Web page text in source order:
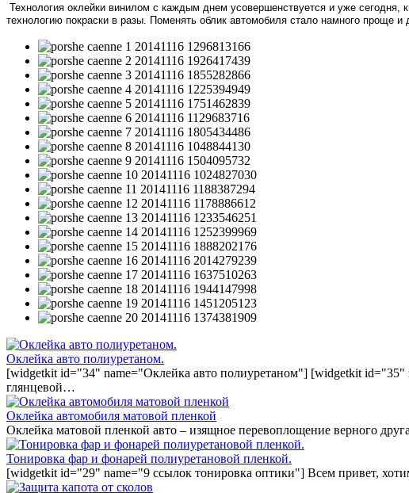
Технология оклейки винилом с каждым днем усовершенствуется и уже сегодня,
технологию покраски в разы. Поменять облик автомобиля стало намного проще
Оклейка авто полиуретаном.
[widgetkit id="34" name="Оклейка авто полиуретаном"] [widgetkit id="35"
глянцевой…
Оклейка автомобиля матовой пленкой
Оклейка матовой пленкой авто – изящное перевоплощение верного
Тонировка фар и фонарей полиуретановой пленкой.
[widgetkit id="29" name="9 ссылок тонировка оптики"] Всем привет,